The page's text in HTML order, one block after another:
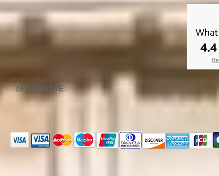
για την ευκολία σας
ΔΕΧΟΜΑΣΤΕ: